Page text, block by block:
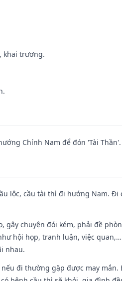
khai trương.
Chính Nam để đón 'Tài Thần'.
lộc, cầu tài thì đi hướng Nam.
gây chuyện đói kém, phải đề
hội họp, tranh luận, việc
nhau.
đi thường gặp được may